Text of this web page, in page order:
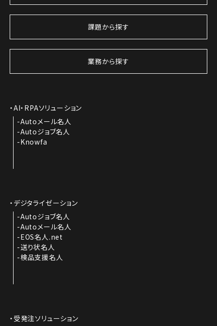
課題から探す
業務から探す
AI・RPAソリューション
Autoメール名人
Autoジョブ名人
Knowfa
デジタライゼーション
Autoジョブ名人
Autoメール名人
EOS名人.net
送り状名人
検品支援名人
受発注ソリューション